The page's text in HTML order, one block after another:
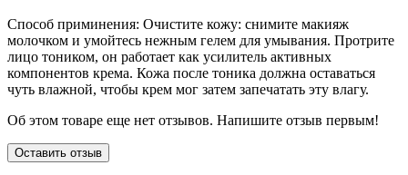
Способ приминения: Очистите кожу: снимите макияж
молочком и умойтесь нежным гелем для умывания. Протрите
лицо тоником, он работает как усилитель активных
компонентов крема. Кожа после тоника должна оставаться
чуть влажной, чтобы крем мог затем запечатать эту влагу.
Об этом товаре еще нет отзывов. Напишите отзыв первым!
Оставить отзыв